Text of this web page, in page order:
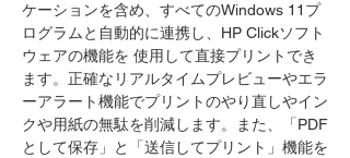
ケーションを含め、すべてのWindows 11プ
ログラムと自動的に連携し、HP Clickソフト
ウェアの機能を 使用して直接プリントでき
ます。正確なリアルタイムプレビューやエラ
ーアラート機能でプリントのやり直しやイン
クや用紙の無駄を削減します。また、「PDF
として保存」と「送信してプリント」機能を